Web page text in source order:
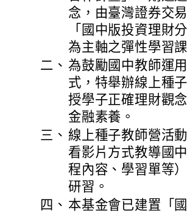
念，由臺灣證券交
「國中版投資理財
為主軸之彈性學習
二、 為鼓勵國中教師運
式，特舉辦線上種
授學子正確理財觀
金融素養。
三、 線上種子教師營活
看影片方式教導國
程內容、學習單等
研習。
四、 本基金會已建置「